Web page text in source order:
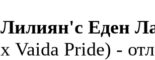
Лилиян'с Еден
х Vaida Pride) -